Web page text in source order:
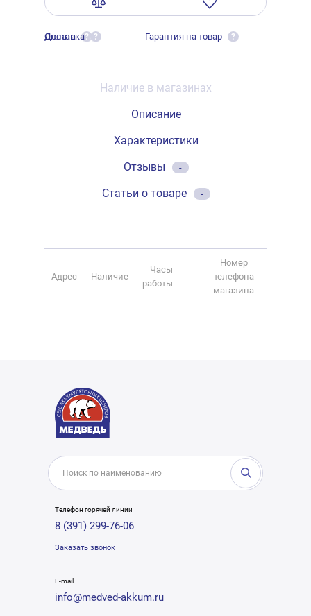
Оплата ?
Доставка ? Гарантия на товар ?
Наличие в магазинах
Описание
Характеристики
Отзывы
-
Статьи о товаре -
Адрес Наличие
Часы
работы
Номер
телефона
магазина
Телефон горячей линии
8 (391) 299-76-06
Заказать звонок
E-mail
info@medved-akkum.ru